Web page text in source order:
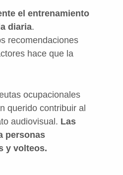
el entrenamiento
diaria.
recomendaciones
hace que la
ocupacionales
querido contribuir al
audiovisual. Las
personas
y volteos.